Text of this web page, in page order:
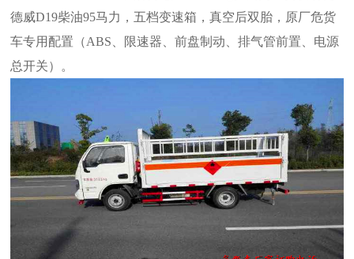
德威D19柴油95马力，五档变速箱 ，真空后双胎，原厂危货
车专用配置（ABS、限速器、前盘制动、排气管前置、电源
总开关）。